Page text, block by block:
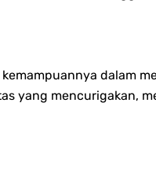
dalam
yang mencurigakan,